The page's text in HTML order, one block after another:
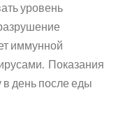
уровень
иммунной
Показания
день после еды